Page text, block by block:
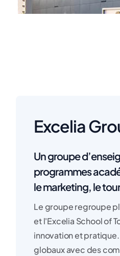
Excelia
Un groupe
programmes
le marketing, le
Le groupe regroupe
et l'Excelia School of
innovation et
globaux avec des